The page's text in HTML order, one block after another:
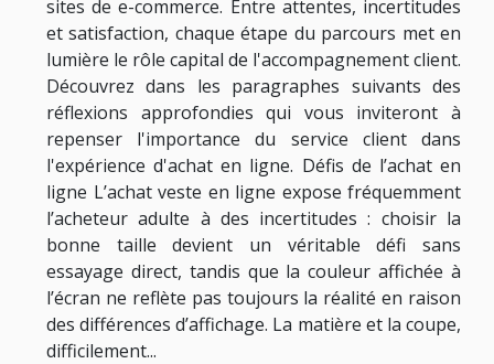
sites de e-commerce. Entre attentes, incertitudes
et satisfaction, chaque étape du parcours met en
lumière le rôle capital de l'accompagnement client.
Découvrez dans les paragraphes suivants des
réflexions approfondies qui vous inviteront à
repenser l'importance du service client dans
l'expérience d'achat en ligne. Défis de l’achat en
ligne L’achat veste en ligne expose fréquemment
l’acheteur adulte à des incertitudes : choisir la
bonne taille devient un véritable défi sans
essayage direct, tandis que la couleur affichée à
l’écran ne reflète pas toujours la réalité en raison
des différences d’affichage. La matière et la coupe,
difficilement...